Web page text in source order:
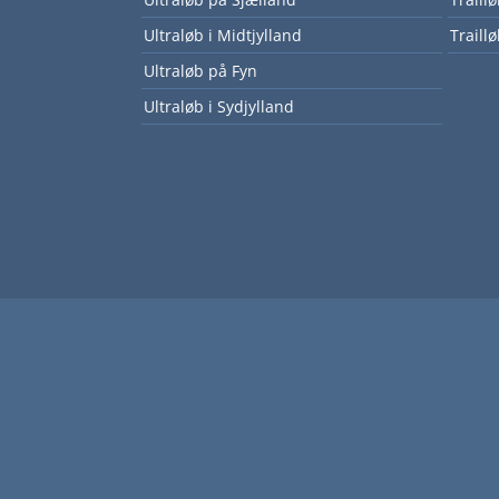
Ultraløb i Midtjylland
Ultraløb på Fyn
Ultraløb i Sydjylland